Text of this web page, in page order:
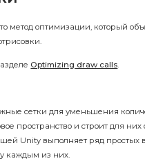
метод оптимизации, который
Optimizing draw calls.
сетки для уменьшения
пространство и строит для
Unity выполняет ряд простых
каждым из них.